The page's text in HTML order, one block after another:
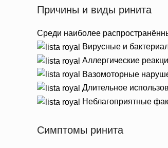
Причины и виды ринита
Среди наиболее
Вирусные и
Аллергические
Вазомоторные
Длительное
Неблагоприятные
Симптомы ринита